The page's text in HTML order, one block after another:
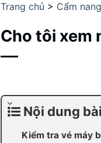
Trang chủ > Cẩm
Cho tôi xem
Nội dung
Kiểm tra vé máy